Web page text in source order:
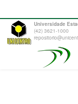
Universidade
(42) 3621-1000